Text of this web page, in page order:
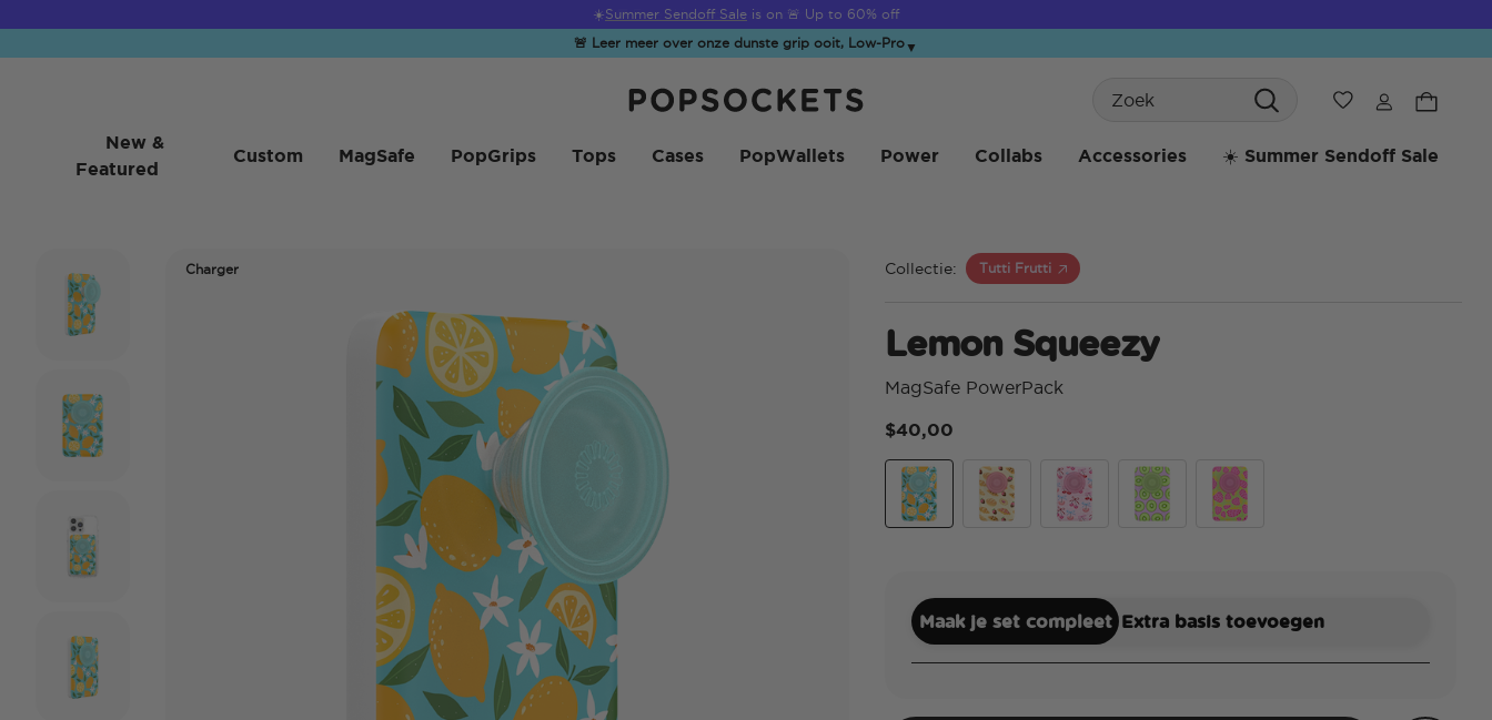
☀️Summer Sendoff Sale is on 🚨 Up to 60% off
🚨 Leer meer over onze dunste grip ooit, Low-Pro▼
Verlanglijst
New &
Featured
Custom MagSafe PopGrips Tops Cases PopWallets Power Collabs Accessories ☀️ Summer Sendoff Sale
Charger Collectie: Tutti Frutti
Lemon Squeezy
MagSafe PowerPack
$40,00
Maak je set compleet Extra basis toevoegen